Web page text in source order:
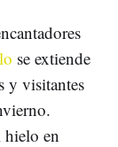
se extiende
y visitantes
hielo en